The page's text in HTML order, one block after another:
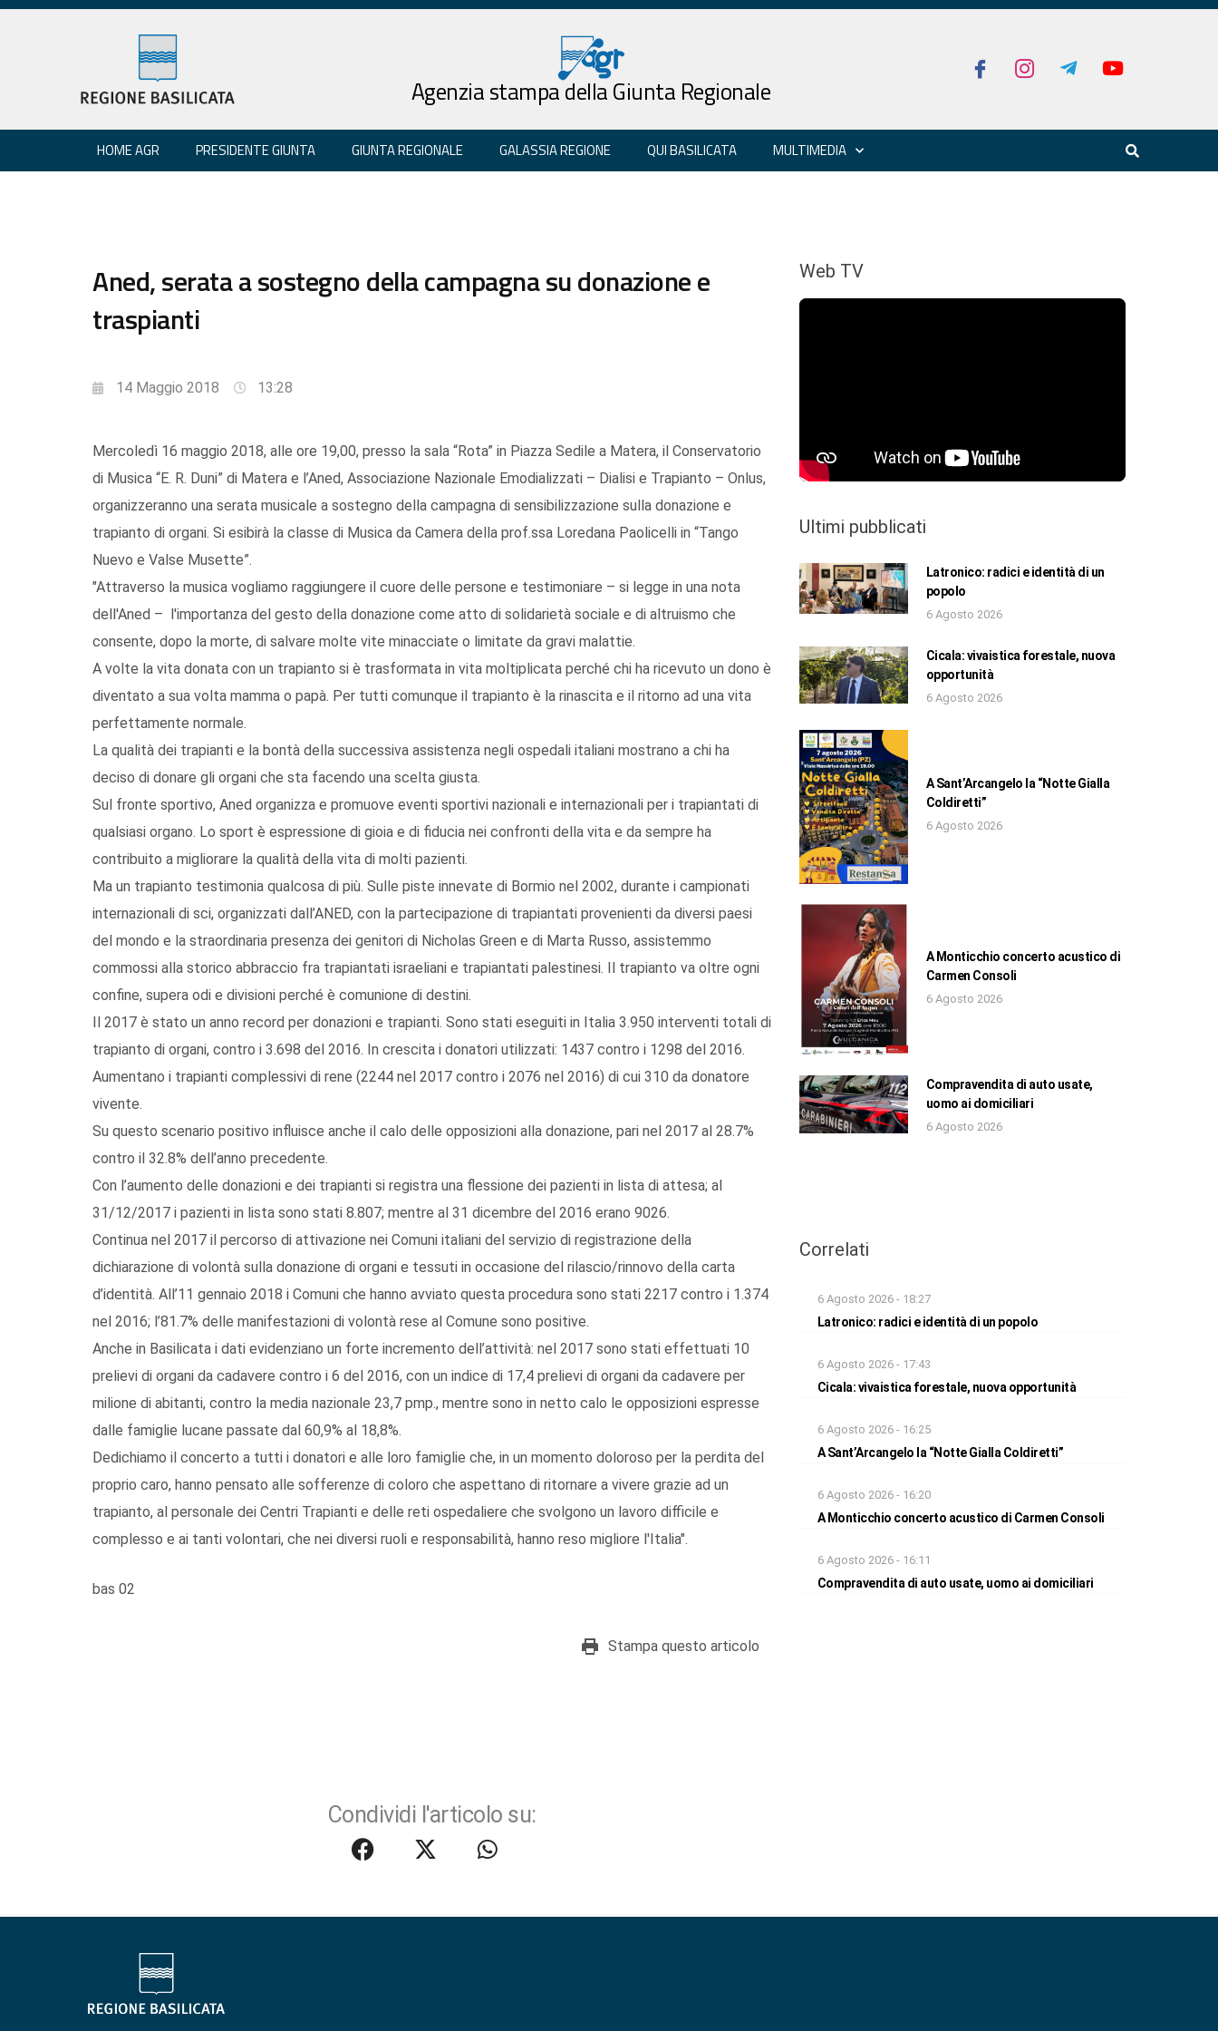
Agenzia stampa della Giunta Regionale
HOME AGR PRESIDENTE GIUNTA GIUNTA REGIONALE GALASSIA REGIONE QUI BASILICATA MULTIMEDIA
Aned, serata a sostegno della campagna su donazione e
traspianti
14 Maggio 2018 13:28
Mercoledì 16 maggio 2018, alle ore 19,00, presso la sala “Rota” in Piazza Sedile a Matera, il Conservatorio
di Musica “E. R. Duni” di Matera e l’Aned, Associazione Nazionale Emodializzati – Dialisi e Trapianto – Onlus,
organizzeranno una serata musicale a sostegno della campagna di sensibilizzazione sulla donazione e
trapianto di organi. Si esibirà la classe di Musica da Camera della prof.ssa Loredana Paolicelli in “Tango
Nuevo e Valse Musette”.
"Attraverso la musica vogliamo raggiungere il cuore delle persone e testimoniare – si legge in una nota
dell'Aned – l'importanza del gesto della donazione come atto di solidarietà sociale e di altruismo che
consente, dopo la morte, di salvare molte vite minacciate o limitate da gravi malattie.
A volte la vita donata con un trapianto si è trasformata in vita moltiplicata perché chi ha ricevuto un dono è
diventato a sua volta mamma o papà. Per tutti comunque il trapianto è la rinascita e il ritorno ad una vita
perfettamente normale.
La qualità dei trapianti e la bontà della successiva assistenza negli ospedali italiani mostrano a chi ha
deciso di donare gli organi che sta facendo una scelta giusta.
Sul fronte sportivo, Aned organizza e promuove eventi sportivi nazionali e internazionali per i trapiantati di
qualsiasi organo. Lo sport è espressione di gioia e di fiducia nei confronti della vita e da sempre ha
contribuito a migliorare la qualità della vita di molti pazienti.
Ma un trapianto testimonia qualcosa di più. Sulle piste innevate di Bormio nel 2002, durante i campionati
internazionali di sci, organizzati dall’ANED, con la partecipazione di trapiantati provenienti da diversi paesi
del mondo e la straordinaria presenza dei genitori di Nicholas Green e di Marta Russo, assistemmo
commossi alla storico abbraccio fra trapiantati israeliani e trapiantati palestinesi. Il trapianto va oltre ogni
confine, supera odi e divisioni perché è comunione di destini.
Il 2017 è stato un anno record per donazioni e trapianti. Sono stati eseguiti in Italia 3.950 interventi totali di
trapianto di organi, contro i 3.698 del 2016. In crescita i donatori utilizzati: 1437 contro i 1298 del 2016.
Aumentano i trapianti complessivi di rene (2244 nel 2017 contro i 2076 nel 2016) di cui 310 da donatore
vivente.
Su questo scenario positivo influisce anche il calo delle opposizioni alla donazione, pari nel 2017 al 28.7%
contro il 32.8% dell’anno precedente.
Con l’aumento delle donazioni e dei trapianti si registra una flessione dei pazienti in lista di attesa; al
31/12/2017 i pazienti in lista sono stati 8.807; mentre al 31 dicembre del 2016 erano 9026.
Continua nel 2017 il percorso di attivazione nei Comuni italiani del servizio di registrazione della
dichiarazione di volontà sulla donazione di organi e tessuti in occasione del rilascio/rinnovo della carta
d’identità. All’11 gennaio 2018 i Comuni che hanno avviato questa procedura sono stati 2217 contro i 1.374
nel 2016; l’81.7% delle manifestazioni di volontà rese al Comune sono positive.
Anche in Basilicata i dati evidenziano un forte incremento dell’attività: nel 2017 sono stati effettuati 10
prelievi di organi da cadavere contro i 6 del 2016, con un indice di 17,4 prelievi di organi da cadavere per
milione di abitanti, contro la media nazionale 23,7 pmp., mentre sono in netto calo le opposizioni espresse
dalle famiglie lucane passate dal 60,9% al 18,8%.
Dedichiamo il concerto a tutti i donatori e alle loro famiglie che, in un momento doloroso per la perdita del
proprio caro, hanno pensato alle sofferenze di coloro che aspettano di ritornare a vivere grazie ad un
trapianto, al personale dei Centri Trapianti e delle reti ospedaliere che svolgono un lavoro difficile e
complesso e ai tanti volontari, che nei diversi ruoli e responsabilità, hanno reso migliore l'Italia".
bas 02
Stampa questo articolo
Condividi l'articolo su:
Web TV
Ultimi pubblicati
Latronico: radici e identità di un
popolo
6 Agosto 2026
Cicala: vivaistica forestale, nuova
opportunità
6 Agosto 2026
A Sant’Arcangelo la “Notte Gialla
Coldiretti”
6 Agosto 2026
A Monticchio concerto acustico di
Carmen Consoli
6 Agosto 2026
Compravendita di auto usate,
uomo ai domiciliari
6 Agosto 2026
Correlati
6 Agosto 2026 - 18:27
Latronico: radici e identità di un popolo
6 Agosto 2026 - 17:43
Cicala: vivaistica forestale, nuova opportunità
6 Agosto 2026 - 16:25
A Sant’Arcangelo la “Notte Gialla Coldiretti”
6 Agosto 2026 - 16:20
A Monticchio concerto acustico di Carmen Consoli
6 Agosto 2026 - 16:11
Compravendita di auto usate, uomo ai domiciliari